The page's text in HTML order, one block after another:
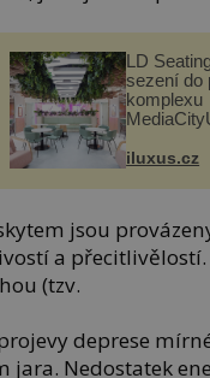
LD
sezení do
komplexu
iluxus.cz
jsou
a
(tzv.
deprese
jara. Nedostatek